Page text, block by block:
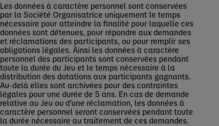
Les données à caractère personnel sont conservées
par la Société Organisatrice uniquement le temps
nécessaire pour atteindre la finalité pour laquelle ces
données sont détenues, pour répondre aux demandes
et réclamations des participants, ou pour remplir ses
obligations légales. Ainsi les données à caractère
personnel des participants sont conservées pendant
toute la durée du Jeu et le temps nécessaire à la
distribution des dotations aux participants gagnants.
Au-delà elles sont archivées pour des contraintes
légales pour une durée de 5 ans. En cas de demande
relative au Jeu ou d’une réclamation, les données à
caractère personnel seront conservées pendant toute
la durée nécessaire au traitement de ces demandes.